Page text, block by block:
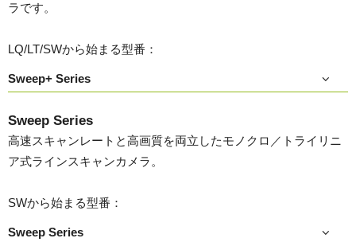
ラです。
LQ/LT/SWから始まる型番：
Sweep+ Series
Sweep Series
高速スキャンレートと高画質を両立したモノクロ／トライリニ
ア式ラインスキャンカメラ。
SWから始まる型番：
Sweep Series